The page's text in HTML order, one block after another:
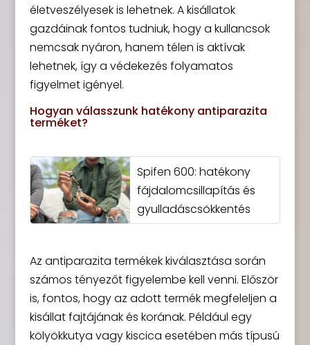
életveszélyesek is lehetnek. A kisállatok
gazdáinak fontos tudniuk, hogy a kullancsok
nemcsak nyáron, hanem télen is aktívak
lehetnek, így a védekezés folyamatos
figyelmet igényel.
Hogyan válasszunk hatékony antiparazita
terméket?
Spifen 600: hatékony
fájdalomcsillapítás és
gyulladáscsökkentés
Az antiparazita termékek kiválasztása során
számos tényezőt figyelembe kell venni. Először
is, fontos, hogy az adott termék megfeleljen a
kisállat fajtájának és korának. Például egy
kölyökkutya vagy kiscica esetében más típusú